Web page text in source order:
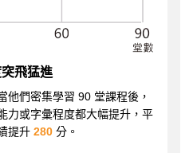
飛猛進
他們密集學習 90 堂課程後，
力或字彙程度都大幅提升，平
提升 280 分。